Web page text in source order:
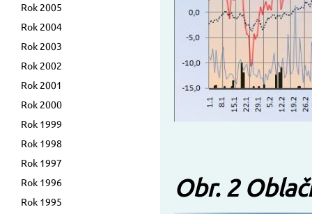
Rok 2005
Rok 2004
Rok 2003
Rok 2002
Rok 2001
Rok 2000
Rok 1999
Rok 1998
Rok 1997
Rok 1996
Rok 1995
Obr. 2